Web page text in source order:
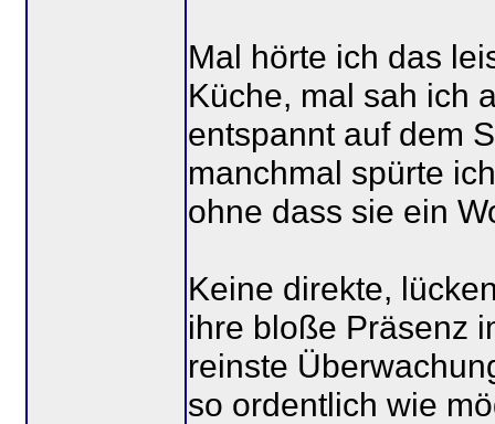
Mal hörte ich das
Küche, mal sah ich
entspannt auf dem
manchmal spürte
ohne dass sie ein
Keine direkte,
ihre bloße Präsenz
reinste
so ordentlich wie